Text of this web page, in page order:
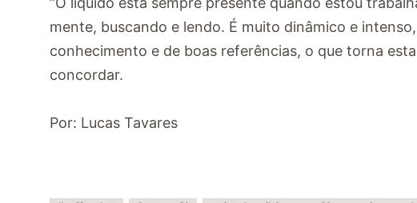
mente, buscando e lendo. É muito dinâmico e
conhecimento e de boas referências, o que torna
concordar.
Por: Lucas Tavares